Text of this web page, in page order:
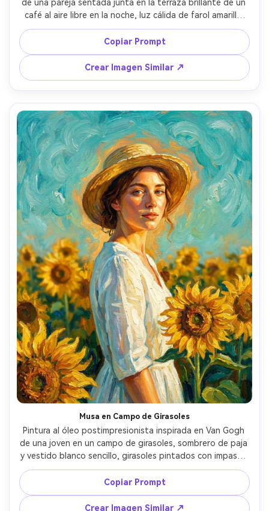
de una pareja sentada junta en la terraza brillante de un
café al aire libre en la noche, luz cálida de farol amarillo
iluminando el empedrado, sonrisas íntimas y manos
entrelazadas, cielo ultramar profundo con pinceladas
giratorias, reflejos brillantes en ventanas, rica textura de
impasto, contrastes vibrantes de color, ambiente
romántico y nostálgico, composición muy detallada, lente
85mm, poca profundidad de campo --ar 4:5
Copiar Prompt
Crear Imagen Similar ↗
Musa en Campo de Girasoles
Pintura al óleo postimpresionista inspirada en Van Gogh
de una joven en un campo de girasoles, sombrero de paja
y vestido blanco sencillo, girasoles pintados con impasto
dorado grueso y pinceladas enérgicas, cielo turquesa con
sutil movimiento giratorio, efecto halo de luz cálida,
mirada suave y confiada, textura pictórica en todo,
amarillos y azules vivos, composición de retrato
Copiar Prompt
Crear Imagen Similar ↗